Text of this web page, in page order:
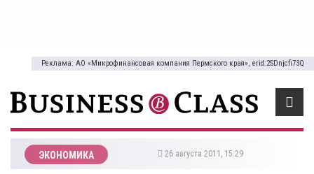
Реклама: АО «Микрофинансовая компания Пермского края», erid:2SDnjcfi73Q
ЭКОНОМИКА 26 августа 2011, 15:29